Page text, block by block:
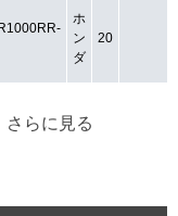
ホ
ン
ダ
20
さらに見る